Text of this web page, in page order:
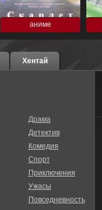
аниме
Хентай
Драма
Детектив
Комедия
Спорт
Приключения
Ужасы
Повседневность